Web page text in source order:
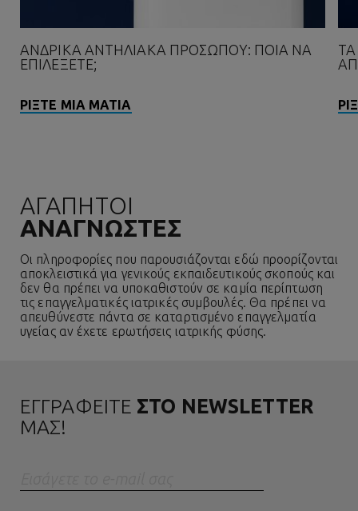
ΑΝΔΡΙΚΆ ΑΝΤΗΛΙΑΚΆ ΠΡΟΣΏΠΟΥ: ΠΟΙΑ ΝΑ
ΕΠΙΛΈΞΕΤΕ;
ΡΊΞΤΕ ΜΙΑ ΜΑΤΙΆ
ΑΓΑΠΗΤΟΙ
ΑΝΑΓΝΩΣΤΕΣ
Οι πληροφορίες που παρουσιάζονται εδώ προορίζονται
αποκλειστικά για γενικούς εκπαιδευτικούς σκοπούς και
δεν θα πρέπει να υποκαθιστούν σε καμία περίπτωση
τις επαγγελματικές ιατρικές συμβουλές. Θα πρέπει να
απευθύνεστε πάντα σε καταρτισμένο επαγγελματία
υγείας αν έχετε ερωτήσεις ιατρικής φύσης.
ΕΓΓΡΑΦΕΙΤΕ ΣΤΟ NEWSLETTER
ΜΑΣ!